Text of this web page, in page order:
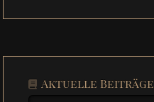
Aktuelle Beiträge